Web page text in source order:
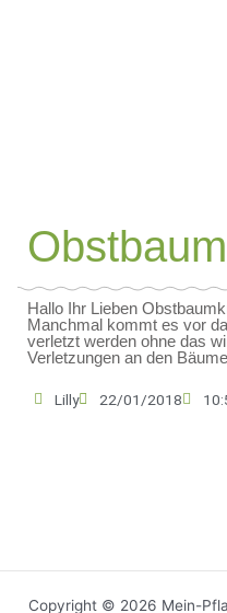
Hallo Ihr Lieben
Manchmal kommt es vor
verletzt werden ohne das
Verletzungen an den
Lilly 22/01/2018
Copyright © 2026 Mein-